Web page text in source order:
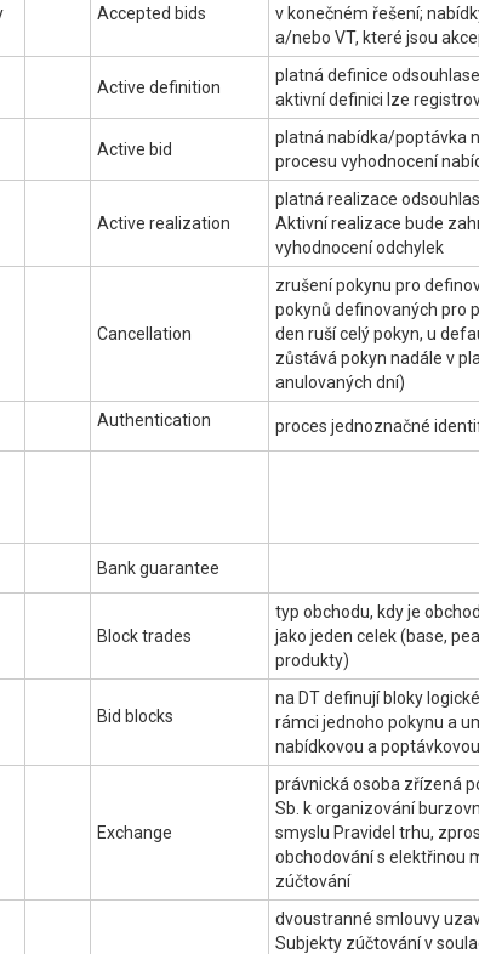
Accepted bids
v konečném řešení;
a/nebo VT, které jsou
Active definition
platná definice
aktivní definici lze
Active bid
platná nabídka/poptávka
procesu vyhodnocení
Active realization
platná realizace
Aktivní realizace bude
vyhodnocení odchylek
Cancellation
zrušení pokynu pro
pokynů definovaných pro
den ruší celý pokyn, u
zůstává pokyn nadále v
anulovaných dní)
Authentication proces jednoznačné
Bank guarantee
Block trades
typ obchodu, kdy je
jako jeden celek (base,
produkty)
Bid blocks
na DT definují bloky
rámci jednoho pokynu a
nabídkovou a
Exchange
právnická osoba zřízená
Sb. k organizování
smyslu Pravidel trhu,
obchodování s elektřinou
zúčtování
dvoustranné smlouvy
Subjekty zúčtování v